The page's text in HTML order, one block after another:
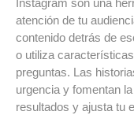
Instagram son una
atención de tu
contenido detrás de
o utiliza
preguntas. Las
urgencia y fomentan
resultados y ajusta tu